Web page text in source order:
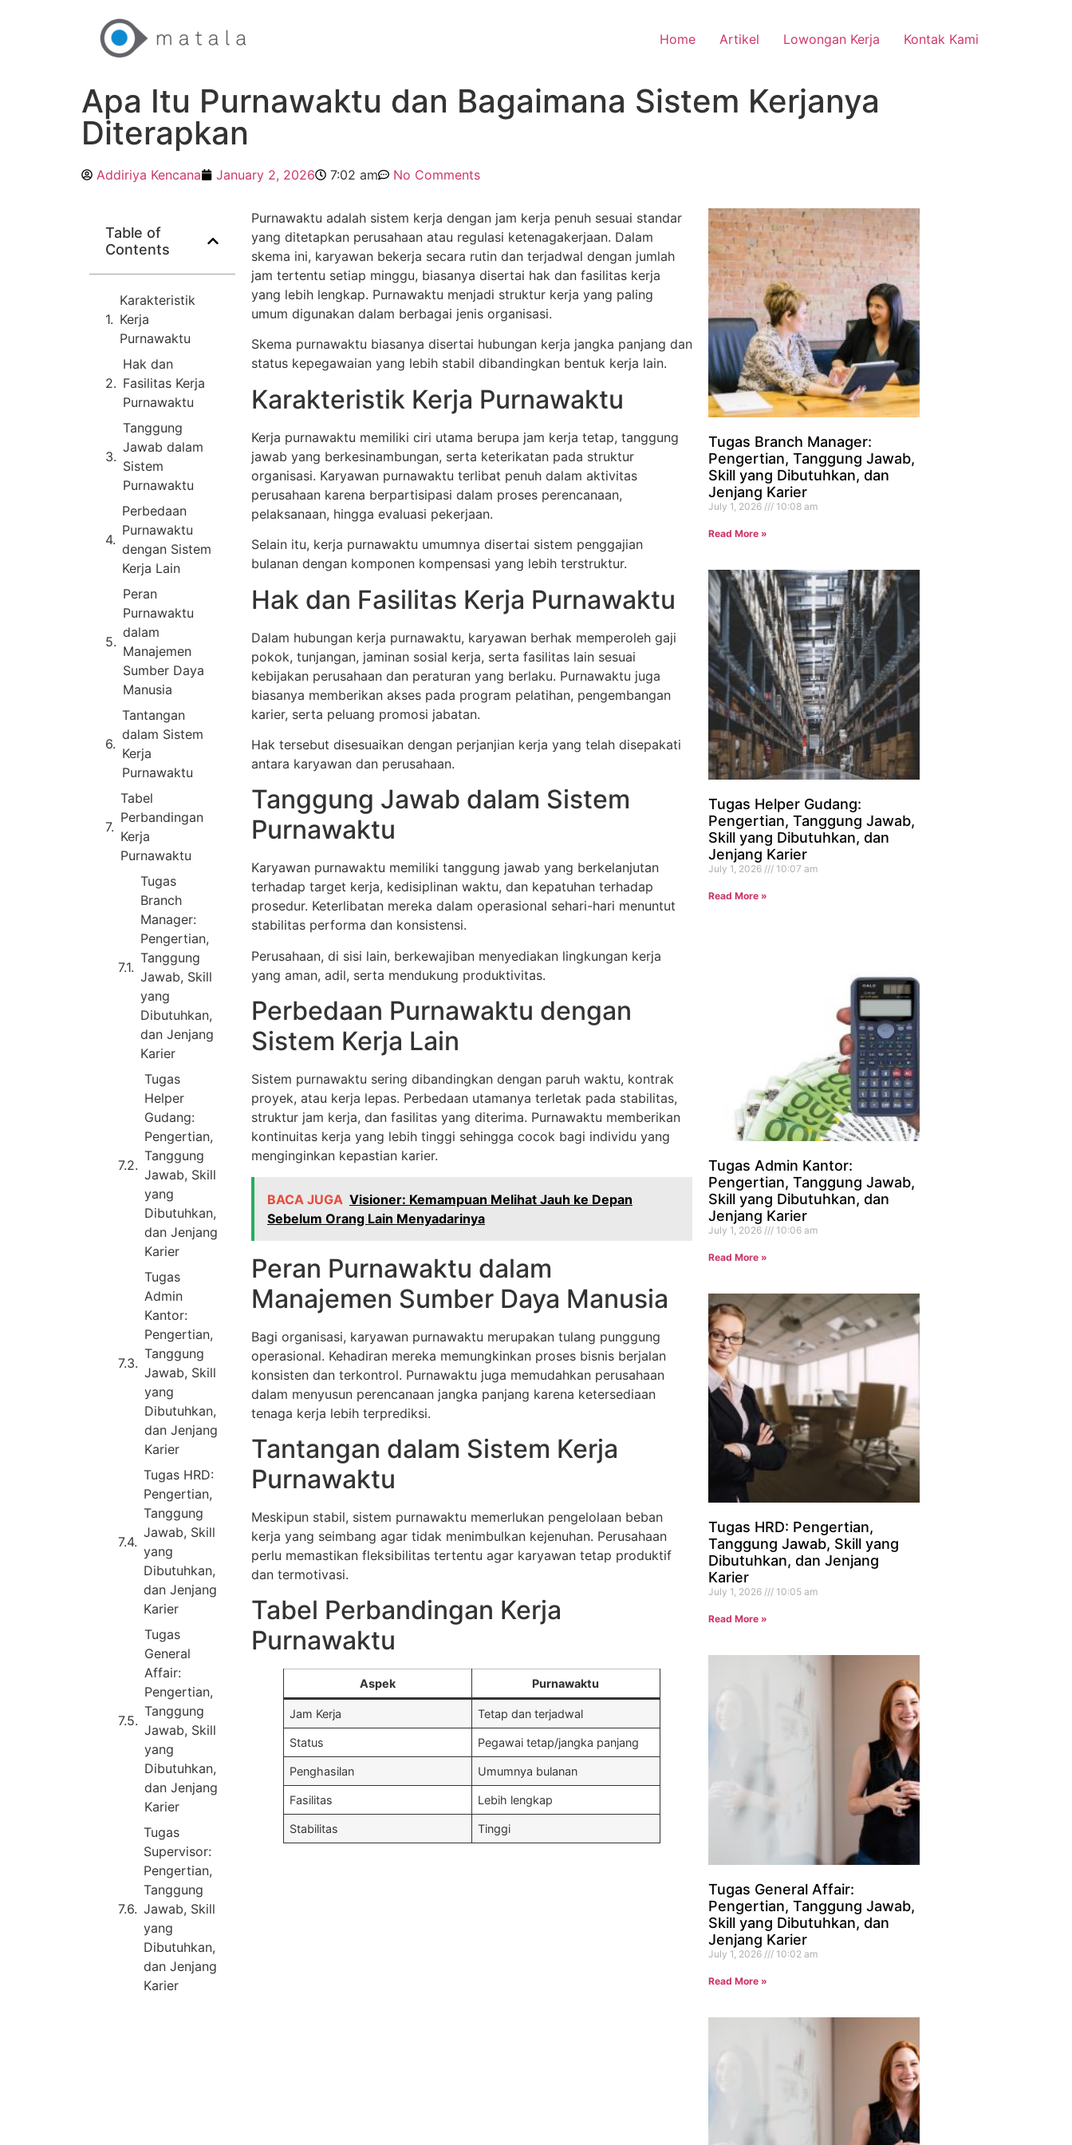
Home Artikel Lowongan Kerja Kontak Kami
Apa Itu Purnawaktu dan Bagaimana Sistem Kerjanya
Diterapkan
Addiriya Kencana January 2, 2026 7:02 am No Comments
Table of
Contents
Karakteristik
Kerja
Purnawaktu
Hak dan
Fasilitas Kerja
Purnawaktu
Tanggung
Jawab dalam
Sistem
Purnawaktu
Perbedaan
Purnawaktu
dengan Sistem
Kerja Lain
Peran
Purnawaktu
dalam
Manajemen
Sumber Daya
Manusia
Tantangan
dalam Sistem
Kerja
Purnawaktu
Tabel
Perbandingan
Kerja
Purnawaktu
Tugas
Branch
Manager:
Pengertian,
Tanggung
Jawab, Skill
yang
Dibutuhkan,
dan Jenjang
Karier
Tugas
Helper
Gudang:
Pengertian,
Tanggung
Jawab, Skill
yang
Dibutuhkan,
dan Jenjang
Karier
Tugas
Admin
Kantor:
Pengertian,
Tanggung
Jawab, Skill
yang
Dibutuhkan,
dan Jenjang
Karier
Tugas HRD:
Pengertian,
Tanggung
Jawab, Skill
yang
Dibutuhkan,
dan Jenjang
Karier
Tugas
General
Affair:
Pengertian,
Tanggung
Jawab, Skill
yang
Dibutuhkan,
dan Jenjang
Karier
Tugas
Supervisor:
Pengertian,
Tanggung
Jawab, Skill
yang
Dibutuhkan,
dan Jenjang
Karier
Purnawaktu adalah sistem kerja dengan jam kerja penuh sesuai standar
yang ditetapkan perusahaan atau regulasi ketenagakerjaan. Dalam
skema ini, karyawan bekerja secara rutin dan terjadwal dengan jumlah
jam tertentu setiap minggu, biasanya disertai hak dan fasilitas kerja
yang lebih lengkap. Purnawaktu menjadi struktur kerja yang paling
umum digunakan dalam berbagai jenis organisasi.
Skema purnawaktu biasanya disertai hubungan kerja jangka panjang dan
status kepegawaian yang lebih stabil dibandingkan bentuk kerja lain.
Karakteristik Kerja Purnawaktu
Kerja purnawaktu memiliki ciri utama berupa jam kerja tetap, tanggung
jawab yang berkesinambungan, serta keterikatan pada struktur
organisasi. Karyawan purnawaktu terlibat penuh dalam aktivitas
perusahaan karena berpartisipasi dalam proses perencanaan,
pelaksanaan, hingga evaluasi pekerjaan.
Selain itu, kerja purnawaktu umumnya disertai sistem penggajian
bulanan dengan komponen kompensasi yang lebih terstruktur.
Hak dan Fasilitas Kerja Purnawaktu
Dalam hubungan kerja purnawaktu, karyawan berhak memperoleh gaji
pokok, tunjangan, jaminan sosial kerja, serta fasilitas lain sesuai
kebijakan perusahaan dan peraturan yang berlaku. Purnawaktu juga
biasanya memberikan akses pada program pelatihan, pengembangan
karier, serta peluang promosi jabatan.
Hak tersebut disesuaikan dengan perjanjian kerja yang telah disepakati
antara karyawan dan perusahaan.
Tanggung Jawab dalam Sistem
Purnawaktu
Karyawan purnawaktu memiliki tanggung jawab yang berkelanjutan
terhadap target kerja, kedisiplinan waktu, dan kepatuhan terhadap
prosedur. Keterlibatan mereka dalam operasional sehari-hari menuntut
stabilitas performa dan konsistensi.
Perusahaan, di sisi lain, berkewajiban menyediakan lingkungan kerja
yang aman, adil, serta mendukung produktivitas.
Perbedaan Purnawaktu dengan
Sistem Kerja Lain
Sistem purnawaktu sering dibandingkan dengan paruh waktu, kontrak
proyek, atau kerja lepas. Perbedaan utamanya terletak pada stabilitas,
struktur jam kerja, dan fasilitas yang diterima. Purnawaktu memberikan
kontinuitas kerja yang lebih tinggi sehingga cocok bagi individu yang
menginginkan kepastian karier.
BACA JUGA Visioner: Kemampuan Melihat Jauh ke Depan
Sebelum Orang Lain Menyadarinya
Peran Purnawaktu dalam
Manajemen Sumber Daya Manusia
Bagi organisasi, karyawan purnawaktu merupakan tulang punggung
operasional. Kehadiran mereka memungkinkan proses bisnis berjalan
konsisten dan terkontrol. Purnawaktu juga memudahkan perusahaan
dalam menyusun perencanaan jangka panjang karena ketersediaan
tenaga kerja lebih terprediksi.
Tantangan dalam Sistem Kerja
Purnawaktu
Meskipun stabil, sistem purnawaktu memerlukan pengelolaan beban
kerja yang seimbang agar tidak menimbulkan kejenuhan. Perusahaan
perlu memastikan fleksibilitas tertentu agar karyawan tetap produktif
dan termotivasi.
Tabel Perbandingan Kerja
Purnawaktu
Aspek Purnawaktu
Jam Kerja Tetap dan terjadwal
Status Pegawai tetap/jangka panjang
Penghasilan Umumnya bulanan
Fasilitas Lebih lengkap
Stabilitas Tinggi
Tugas Branch Manager:
Pengertian, Tanggung Jawab,
Skill yang Dibutuhkan, dan
Jenjang Karier
July 1, 2026 10:08 am
Read More »
Tugas Helper Gudang:
Pengertian, Tanggung Jawab,
Skill yang Dibutuhkan, dan
Jenjang Karier
July 1, 2026 10:07 am
Read More »
Tugas Admin Kantor:
Pengertian, Tanggung Jawab,
Skill yang Dibutuhkan, dan
Jenjang Karier
July 1, 2026 10:06 am
Read More »
Tugas HRD: Pengertian,
Tanggung Jawab, Skill yang
Dibutuhkan, dan Jenjang
Karier
July 1, 2026 10:05 am
Read More »
Tugas General Affair:
Pengertian, Tanggung Jawab,
Skill yang Dibutuhkan, dan
Jenjang Karier
July 1, 2026 10:02 am
Read More »